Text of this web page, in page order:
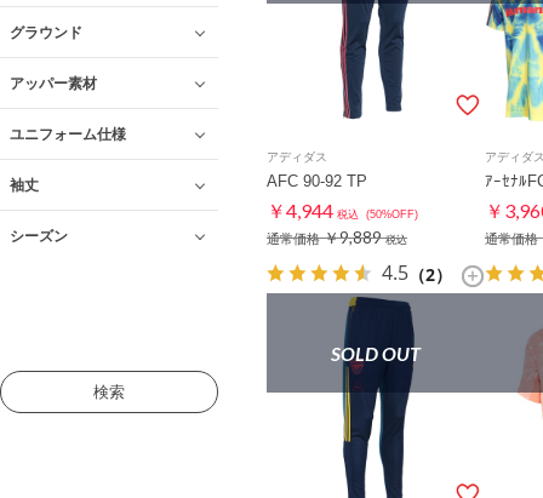
検索
グラウンド
アッパー素材
ユニフォーム仕様
袖丈
シーズン
アディダス
AFC 90-92 TP
￥4,944 税込 (50%OFF)
通常価格￥9,889 税込
4.5 （2）
アディダ
ｱｰｾﾅﾙ
￥
通常価格
SOLD OUT